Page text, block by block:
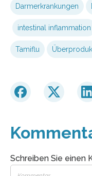
Darmerkrankungen
intestinal inflammation
Tamiflu
Schreiben Sie einen